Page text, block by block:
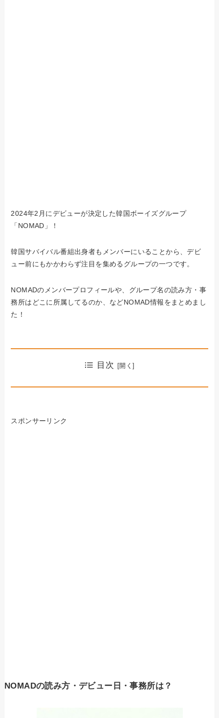
2024年2月にデビューが決定した韓国ボーイズグループ
「NOMAD」！
韓国サバイバル番組出身者もメンバーにいることから、デビ
ュー前にもかかわらず注目を集めるグループの一つです。
NOMADのメンバープロフィールや、グループ名の読み方・事
務所はどこに所属してるのか、などNOMAD情報をまとめまし
た！
目次
スポンサーリンク
NOMADの読み方・デビュー日・事務所は？